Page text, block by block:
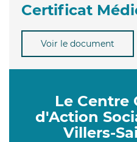
Certificat
Voir le document
Le Centre
d'Action
Villers-